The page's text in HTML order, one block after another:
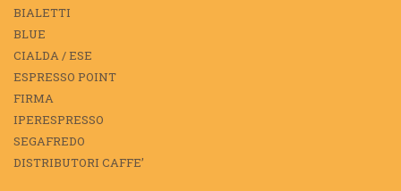
BIALETTI
BLUE
CIALDA / ESE
ESPRESSO POINT
FIRMA
IPERESPRESSO
SEGAFREDO
DISTRIBUTORI CAFFE’